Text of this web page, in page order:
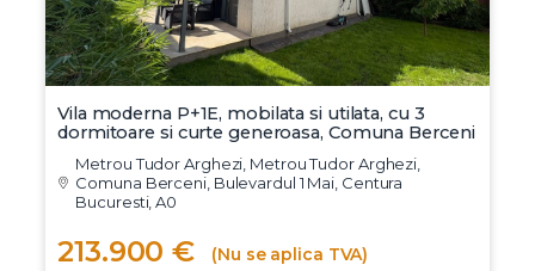
Vila moderna P+1E, mobilata si utilata, cu 3
dormitoare si curte generoasa, Comuna Berceni
Metrou Tudor Arghezi, Metrou Tudor Arghezi,
Comuna Berceni, Bulevardul 1 Mai, Centura
Bucuresti, A0
213.900 € (Nu se aplica TVA)